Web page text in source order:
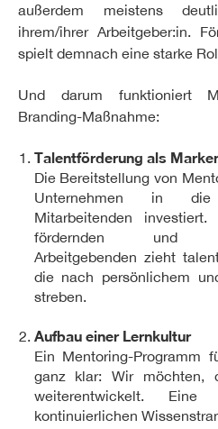
außerdem meistens
ihrem/ihrer Arbeitgeber:in.
spielt demnach eine starke
Und darum funktioniert
Branding-Maßnahme:
Talentförderung als
Die Bereitstellung von
Unternehmen in
Mitarbeitenden
fördernden und
Arbeitgebenden zieht
die nach persönlichem
streben.
Aufbau einer Lernkultur
Ein Mentoring-Programm
ganz klar: Wir möchten,
weiterentwickelt.
kontinuierlichen